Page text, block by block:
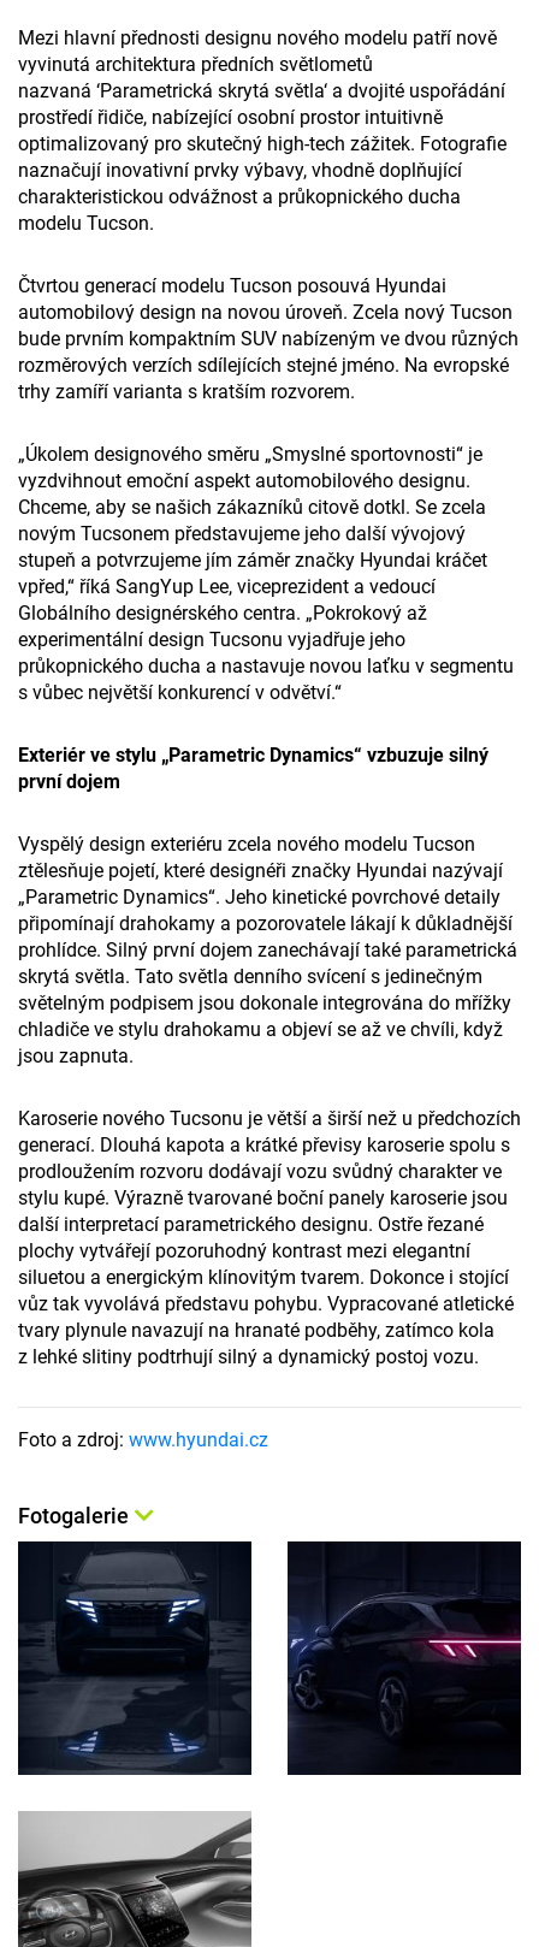
Mezi hlavní přednosti designu nového modelu patří nově
vyvinutá architektura předních světlometů
nazvaná ‘Parametrická skrytá světla‘ a dvojité uspořádání
prostředí řidiče, nabízející osobní prostor intuitivně
optimalizovaný pro skutečný high-tech zážitek. Fotografie
naznačují inovativní prvky výbavy, vhodně doplňující
charakteristickou odvážnost a průkopnického ducha
modelu Tucson.
Čtvrtou generací modelu Tucson posouvá Hyundai
automobilový design na novou úroveň. Zcela nový Tucson
bude prvním kompaktním SUV nabízeným ve dvou různých
rozměrových verzích sdílejících stejné jméno. Na evropské
trhy zamíří varianta s kratším rozvorem.
„Úkolem designového směru „Smyslné sportovnosti“ je
vyzdvihnout emoční aspekt automobilového designu.
Chceme, aby se našich zákazníků citově dotkl. Se zcela
novým Tucsonem představujeme jeho další vývojový
stupeň a potvrzujeme jím záměr značky Hyundai kráčet
vpřed,“ říká SangYup Lee, viceprezident a vedoucí
Globálního designérského centra. „Pokrokový až
experimentální design Tucsonu vyjadřuje jeho
průkopnického ducha a nastavuje novou laťku v segmentu
s vůbec největší konkurencí v odvětví.“
Exteriér ve stylu „Parametric Dynamics“ vzbuzuje silný
první dojem
Vyspělý design exteriéru zcela nového modelu Tucson
ztělesňuje pojetí, které designéři značky Hyundai nazývají
„Parametric Dynamics“. Jeho kinetické povrchové detaily
připomínají drahokamy a pozorovatele lákají k důkladnější
prohlídce. Silný první dojem zanechávají také parametrická
skrytá světla. Tato světla denního svícení s jedinečným
světelným podpisem jsou dokonale integrována do mřížky
chladiče ve stylu drahokamu a objeví se až ve chvíli, když
jsou zapnuta.
Karoserie nového Tucsonu je větší a širší než u předchozích
generací. Dlouhá kapota a krátké převisy karoserie spolu s
prodloužením rozvoru dodávají vozu svůdný charakter ve
stylu kupé. Výrazně tvarované boční panely karoserie jsou
další interpretací parametrického designu. Ostře řezané
plochy vytvářejí pozoruhodný kontrast mezi elegantní
siluetou a energickým klínovitým tvarem. Dokonce i stojící
vůz tak vyvolává představu pohybu. Vypracované atletické
tvary plynule navazují na hranaté podběhy, zatímco kola
z lehké slitiny podtrhují silný a dynamický postoj vozu.
Foto a zdroj: www.hyundai.cz
Fotogalerie